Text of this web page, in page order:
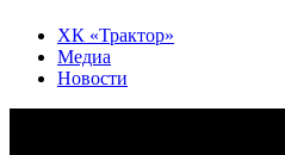
ХК «Трактор»
Медиа
Новости